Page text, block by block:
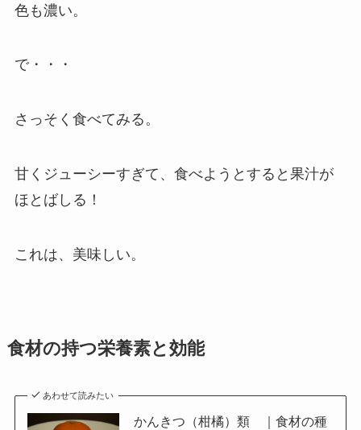
色も濃い。
で・・・
さっそく食べてみる。
甘くジューシーすぎて、食べようとすると果汁が
ほとばしる！
これは、美味しい。
食材の持つ栄養素と効能
あわせて読みたい
かんきつ（柑橘）類 ｜食材の種